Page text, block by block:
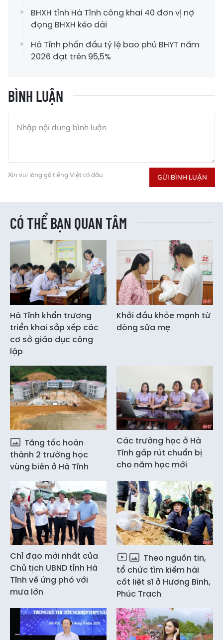
BHXH tỉnh Hà Tĩnh công khai 40 đơn vị nợ
đọng BHXH kéo dài
Hà Tĩnh phấn đấu tỷ lệ bao phủ BHYT năm
2026 đạt trên 95,5%
BÌNH LUẬN
Xin vui lòng gõ tiếng Việt có dấu GỬI BÌNH LUẬN
CÓ THỂ BẠN QUAN TÂM
Hà Tĩnh khẩn trương
triển khai sắp xếp các
cơ sở giáo dục công
lập
Khởi đầu khỏe mạnh từ
dòng sữa mẹ
Tăng tốc hoàn
thành 2 trường học
vùng biên ở Hà Tĩnh
Các trường học ở Hà
Tĩnh gấp rút chuẩn bị
cho năm học mới
Chỉ đạo mới nhất của
Chủ tịch UBND tỉnh Hà
Tĩnh về ứng phó với
mưa lớn
Theo nguồn tin,
tổ chức tìm kiếm hài
cốt liệt sĩ ở Hương Bình,
Phúc Trạch